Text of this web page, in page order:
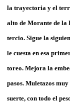
la trayectoria y el
alto de Morante de la
tercio. Sigue la
le cuesta en esa
toreo. Mejora la
pasos. Muletazos
suerte, con todo el